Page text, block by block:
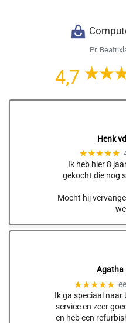
Pr.
4,7
Henk
★★★★★
Ik heb hier 8
gekocht die nog
Mocht hij
Agatha
★★★★★
Ik ga speciaal naar
service en zeer
en heb een